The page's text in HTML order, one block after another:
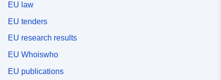
EU law
EU tenders
EU research results
EU Whoiswho
EU publications